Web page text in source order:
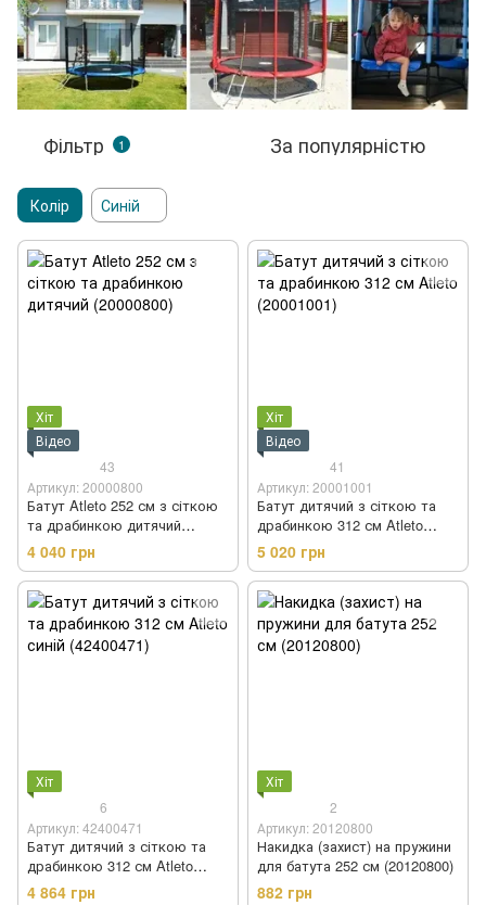
Фільтр 1 За популярністю
Колір Синій
Хіт
Відео
43
Артикул: 20000800
Батут Atleto 252 см з сіткою
та драбинкою дитячий
(20000800)
4 040 грн
Хіт
Відео
41
Артикул: 20001001
Батут дитячий з сіткою та
драбинкою 312 см Atleto
(20001001)
5 020 грн
Хіт
6
Артикул: 42400471
Батут дитячий з сіткою та
драбинкою 312 см Atleto
синій (42400471)
4 864 грн
Хіт
2
Артикул: 20120800
Накидка (захист) на пружини
для батута 252 см (20120800)
882 грн